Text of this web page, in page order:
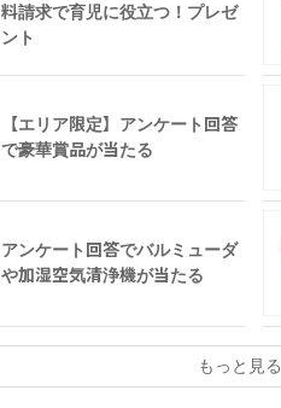
料請求で育児に役立つ！プレゼ
ント
【エリア限定】アンケート回答
で豪華賞品が当たる
アンケート回答でバルミューダ
や加湿空気清浄機が当たる
もっと見る